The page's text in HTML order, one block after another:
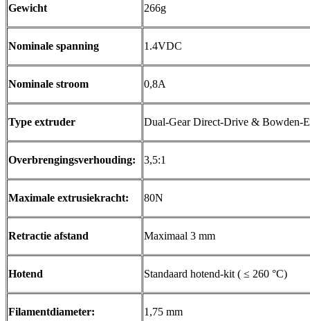
Gewicht 266g
Nominale spanning 1.4VDC
Nominale stroom 0,8A
Type extruder Dual-Gear Direct-Drive & Bowden-
Overbrengingsverhouding: 3,5:1
Maximale extrusiekracht: 80N
Retractie afstand Maximaal 3 mm
Hotend Standaard hotend-kit ( ≤ 260 °C)
Filamentdiameter: 1,75 mm